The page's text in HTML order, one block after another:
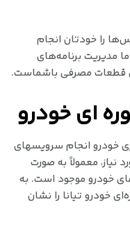
را خودتان انجام
مدیریت برنامه‌های
قطعات مصرفی باشماست.
ای خودرو
خودرو انجام سرویسهای
معمولاً به صورت
خودرو موجود است. به
خودرو تیانا را نشان